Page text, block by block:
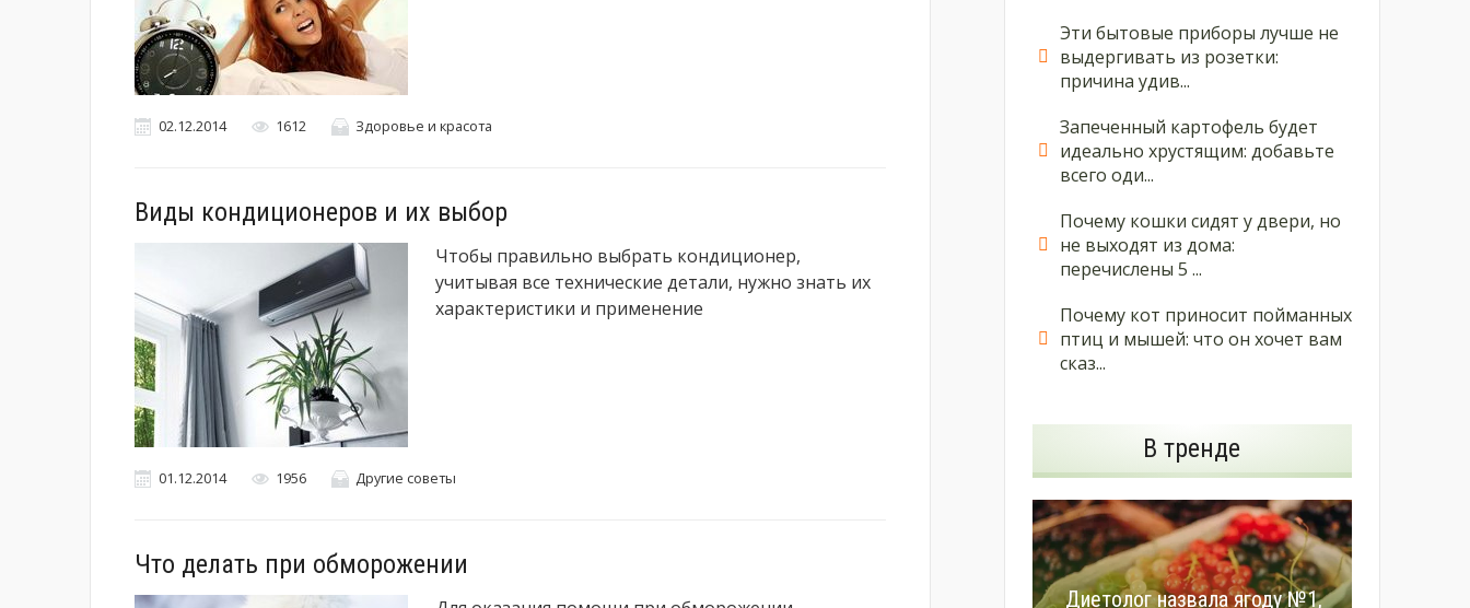
02.12.2014 1612 Здоровье и красота
Виды кондиционеров и их выбор
Чтобы правильно выбрать кондиционер,
учитывая все технические детали, нужно знать их
характеристики и применение
01.12.2014 1956 Другие советы
Что делать при обморожении
Эти бытовые приборы лучше не
выдергивать из розетки:
причина удив...
Запеченный картофель будет
идеально хрустящим: добавьте
всего оди...
Почему кошки сидят у двери, но
не выходят из дома:
перечислены 5 ...
Почему кот приносит пойманных
птиц и мышей: что он хочет вам
сказ...
В тренде
Диетолог назвала ягоду №1,